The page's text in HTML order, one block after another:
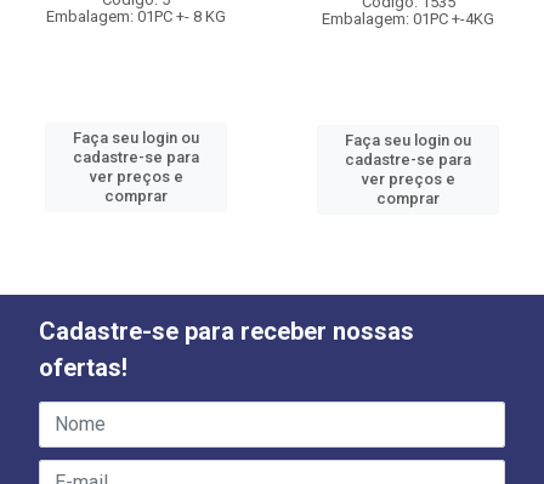
Embalagem: 01PC +- 8 KG
Faça seu login ou
cadastre-se para
ver preços e
comprar
Embalagem: 01PC +-4KG
Faça seu login ou
cadastre-se para
ver preços e
comprar
Cadastre-se para receber nossas
ofertas!